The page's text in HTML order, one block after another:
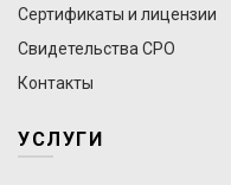
Сертификаты и лицензии
Свидетельства СРО
Контакты
УСЛУГИ